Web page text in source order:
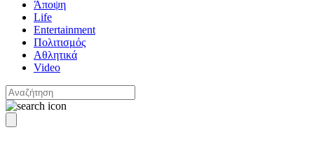
Άποψη
Life
Entertainment
Πολιτισμός
Αθλητικά
Video